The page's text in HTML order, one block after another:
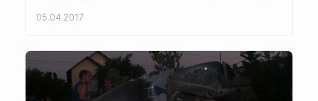
05.04.2017